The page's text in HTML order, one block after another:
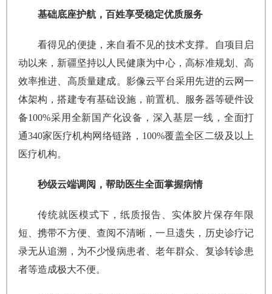
基础底座护航，百姓享受稳定优质服务
看得见的便捷，来自看不见的技术支撑。自项目启
动以来，新疆坚持以人民健康为中心，高标准规划、高
效率推进、高质量建成。影像云平台采用先进的云网一
体架构，搭建专有基础设施，前置机、服务器等硬件设
备100%采用全新国产化设备，深入基层一线，全面打
通340家医疗机构网络链路，100%覆盖全区二级及以上
医疗机构。
秒级云端调阅，帮助医生全面掌握病情
传统就医模式下，纸质报告、实体胶片保存年限
短、携带不方便、查阅不清晰，一旦遗失，历史诊疗记
录无从追溯，为不少慢病患者、老年群众、复诊转诊患
者等造成极大不便。